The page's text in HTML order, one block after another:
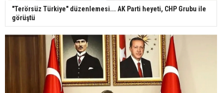
"Terörsüz Türkiye" düzenlemesi... AK Parti heyeti, CHP Grubu ile
görüştü